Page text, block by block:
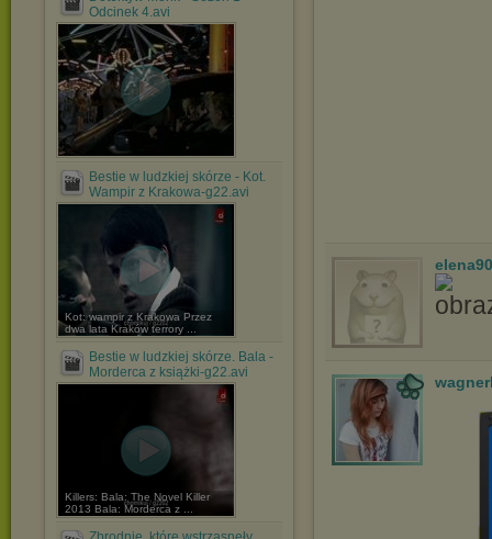
Odcinek 4.avi
Bestie w ludzkiej skórze - Kot.
Wampir z Krakowa-g22.avi
Kot: wampir z Krakowa Przez
dwa lata Kraków terrory ...
Bestie w ludzkiej skórze. Bala -
Morderca z książki-g22.avi
Killers: Bala: The Novel Killer
2013 Bala: Morderca z ...
elena90